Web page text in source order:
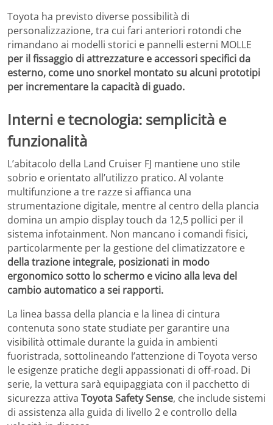
Toyota ha previsto diverse possibilità di
personalizzazione, tra cui fari anteriori rotondi che
rimandano ai modelli storici e pannelli esterni MOLLE
per il fissaggio di attrezzature e accessori specifici da
esterno, come uno snorkel montato su alcuni prototipi
per incrementare la capacità di guado.
Interni e tecnologia: semplicità e
funzionalità
L’abitacolo della Land Cruiser FJ mantiene uno stile
sobrio e orientato all’utilizzo pratico. Al volante
multifunzione a tre razze si affianca una
strumentazione digitale, mentre al centro della plancia
domina un ampio display touch da 12,5 pollici per il
sistema infotainment. Non mancano i comandi fisici,
particolarmente per la gestione del climatizzatore e
della trazione integrale, posizionati in modo
ergonomico sotto lo schermo e vicino alla leva del
cambio automatico a sei rapporti.
La linea bassa della plancia e la linea di cintura
contenuta sono state studiate per garantire una
visibilità ottimale durante la guida in ambienti
fuoristrada, sottolineando l’attenzione di Toyota verso
le esigenze pratiche degli appassionati di off-road. Di
serie, la vettura sarà equipaggiata con il pacchetto di
sicurezza attiva Toyota Safety Sense, che include sistemi
di assistenza alla guida di livello 2 e controllo della